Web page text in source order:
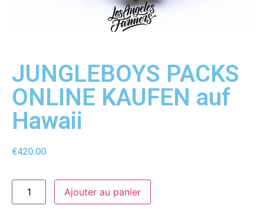
JUNGLEBOYS PACKS
ONLINE KAUFEN auf
Hawaii
€420.00
Ajouter au panier